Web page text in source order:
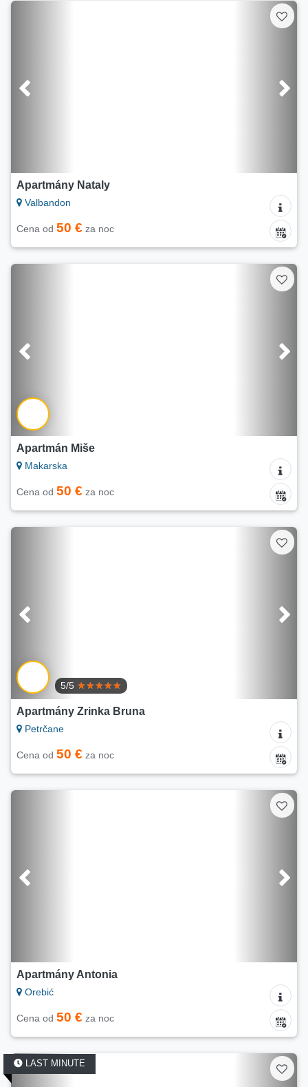
Apartmány Nataly
Valbandon
Cena od 50 € za noc
Apartmán Miše
Makarska
Cena od 50 € za noc
5/5
Apartmány Zrinka Bruna
Petrčane
Cena od 50 € za noc
Apartmány Antonia
Orebić
Cena od 50 € za noc
LAST MINUTE